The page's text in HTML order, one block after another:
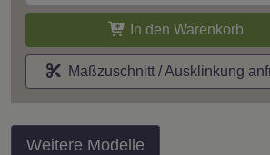
In den Warenkorb
Maßzuschnitt / Ausklinkung
Weitere Modelle